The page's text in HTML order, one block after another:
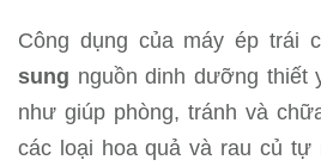
Công dụng của máy ép trái
sung nguồn dinh dưỡng thiết
như giúp phòng, tránh và
các loại hoa quả và rau củ tự